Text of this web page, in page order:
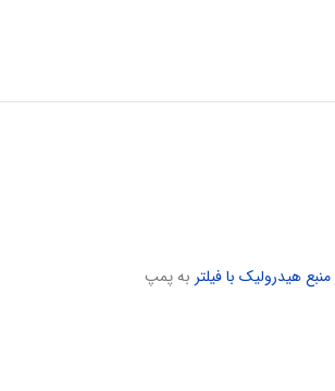
منبع هیدرولیک با فیلتر به پمپ